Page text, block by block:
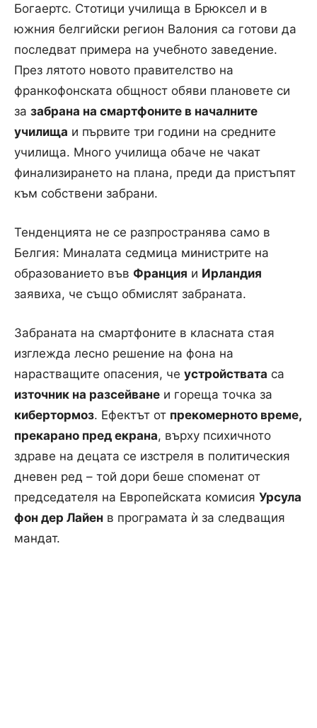
Богаертс. Стотици училища в Брюксел и в
южния белгийски регион Валония са готови да
последват примера на учебното заведение.
През лятото новото правителство на
франкофонската общност обяви плановете си
за забрана на смартфоните в началните
училища и първите три години на средните
училища. Много училища обаче не чакат
финализирането на плана, преди да пристъпят
към собствени забрани.
Тенденцията не се разпространява само в
Белгия: Миналата седмица министрите на
образованието във Франция и Ирландия
заявиха, че също обмислят забраната.
Забраната на смартфоните в класната стая
изглежда лесно решение на фона на
нарастващите опасения, че устройствата са
източник на разсейване и гореща точка за
кибертормоз. Ефектът от прекомерното време,
прекарано пред екрана, върху психичното
здраве на децата се изстреля в политическия
дневен ред – той дори беше споменат от
председателя на Европейската комисия Урсула
фон дер Лайен в програмата ѝ за следващия
мандат.